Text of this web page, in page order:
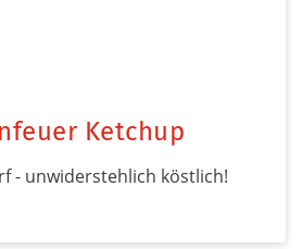
Ketchup
- unwiderstehlich köstlich!